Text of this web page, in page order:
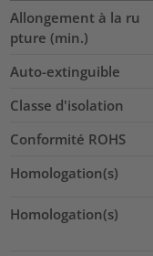
Allongement à la ru
pture (min.)
Auto-extinguible
Classe d'isolation
Conformité ROHS
Homologation(s)
Homologation(s)